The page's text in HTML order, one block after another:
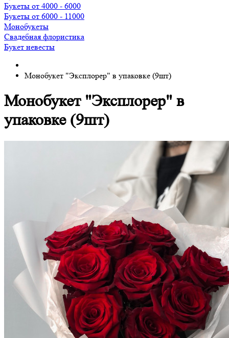
Букеты от 4000 - 6000
Букеты от 6000 - 11000
Монобукеты
Свадебная флористика
Букет невесты
Монобукет "Эксплорер" в упаковке (9шт)
Монобукет "Эксплорер" в
упаковке (9шт)